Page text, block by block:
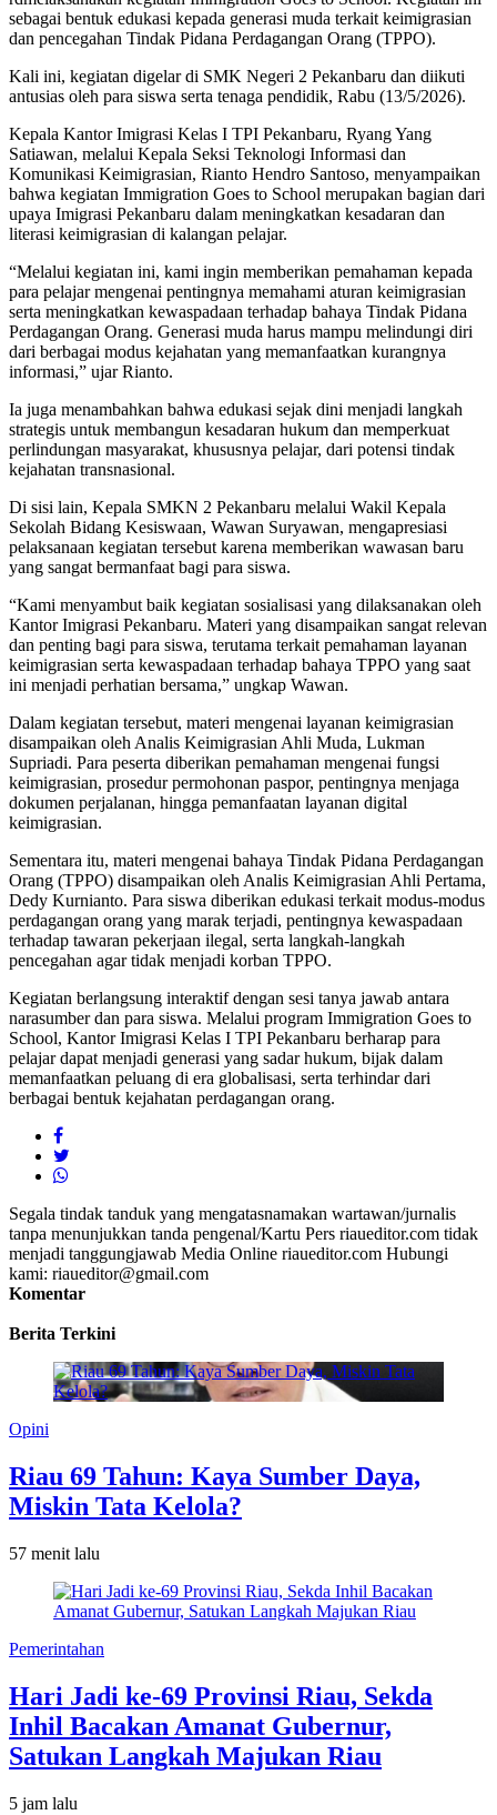
sebagai bentuk edukasi kepada generasi muda terkait keimigrasian
dan pencegahan Tindak Pidana Perdagangan Orang (TPPO).
Kali ini, kegiatan digelar di SMK Negeri 2 Pekanbaru dan diikuti
antusias oleh para siswa serta tenaga pendidik, Rabu (13/5/2026).
Kepala Kantor Imigrasi Kelas I TPI Pekanbaru, Ryang Yang
Satiawan, melalui Kepala Seksi Teknologi Informasi dan
Komunikasi Keimigrasian, Rianto Hendro Santoso, menyampaikan
bahwa kegiatan Immigration Goes to School merupakan bagian dari
upaya Imigrasi Pekanbaru dalam meningkatkan kesadaran dan
literasi keimigrasian di kalangan pelajar.
“Melalui kegiatan ini, kami ingin memberikan pemahaman kepada
para pelajar mengenai pentingnya memahami aturan keimigrasian
serta meningkatkan kewaspadaan terhadap bahaya Tindak Pidana
Perdagangan Orang. Generasi muda harus mampu melindungi diri
dari berbagai modus kejahatan yang memanfaatkan kurangnya
informasi,” ujar Rianto.
Ia juga menambahkan bahwa edukasi sejak dini menjadi langkah
strategis untuk membangun kesadaran hukum dan memperkuat
perlindungan masyarakat, khususnya pelajar, dari potensi tindak
kejahatan transnasional.
Di sisi lain, Kepala SMKN 2 Pekanbaru melalui Wakil Kepala
Sekolah Bidang Kesiswaan, Wawan Suryawan, mengapresiasi
pelaksanaan kegiatan tersebut karena memberikan wawasan baru
yang sangat bermanfaat bagi para siswa.
“Kami menyambut baik kegiatan sosialisasi yang dilaksanakan oleh
Kantor Imigrasi Pekanbaru. Materi yang disampaikan sangat relevan
dan penting bagi para siswa, terutama terkait pemahaman layanan
keimigrasian serta kewaspadaan terhadap bahaya TPPO yang saat
ini menjadi perhatian bersama,” ungkap Wawan.
Dalam kegiatan tersebut, materi mengenai layanan keimigrasian
disampaikan oleh Analis Keimigrasian Ahli Muda, Lukman
Supriadi. Para peserta diberikan pemahaman mengenai fungsi
keimigrasian, prosedur permohonan paspor, pentingnya menjaga
dokumen perjalanan, hingga pemanfaatan layanan digital
keimigrasian.
Sementara itu, materi mengenai bahaya Tindak Pidana Perdagangan
Orang (TPPO) disampaikan oleh Analis Keimigrasian Ahli Pertama,
Dedy Kurnianto. Para siswa diberikan edukasi terkait modus-modus
perdagangan orang yang marak terjadi, pentingnya kewaspadaan
terhadap tawaran pekerjaan ilegal, serta langkah-langkah
pencegahan agar tidak menjadi korban TPPO.
Kegiatan berlangsung interaktif dengan sesi tanya jawab antara
narasumber dan para siswa. Melalui program Immigration Goes to
School, Kantor Imigrasi Kelas I TPI Pekanbaru berharap para
pelajar dapat menjadi generasi yang sadar hukum, bijak dalam
memanfaatkan peluang di era globalisasi, serta terhindar dari
berbagai bentuk kejahatan perdagangan orang.
Segala tindak tanduk yang mengatasnamakan wartawan/jurnalis
tanpa menunjukkan tanda pengenal/Kartu Pers riaueditor.com tidak
menjadi tanggungjawab Media Online riaueditor.com Hubungi
kami: riaueditor@gmail.com
Komentar
Berita Terkini
Opini
Riau 69 Tahun: Kaya Sumber Daya,
Miskin Tata Kelola?
57 menit lalu
Pemerintahan
Hari Jadi ke-69 Provinsi Riau, Sekda
Inhil Bacakan Amanat Gubernur,
Satukan Langkah Majukan Riau
5 jam lalu